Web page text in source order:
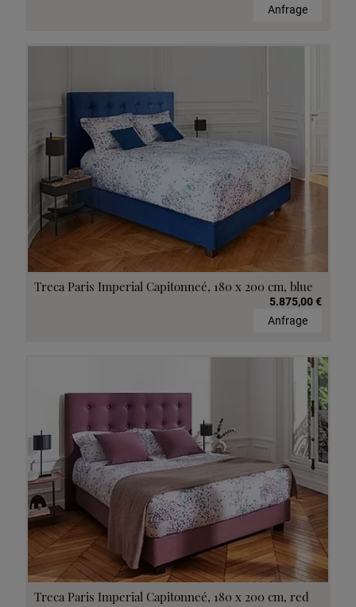
Anfrage
Treca Paris Imperial Capitonneé, 180 x 200 cm, blue
5.875,00 €
Anfrage
Treca Paris Imperial Capitonneé, 180 x 200 cm, red